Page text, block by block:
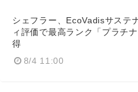
シェフラー、EcoVadisサステ
ィ評価で最高ランク「プラチ
得
8/4 11:00